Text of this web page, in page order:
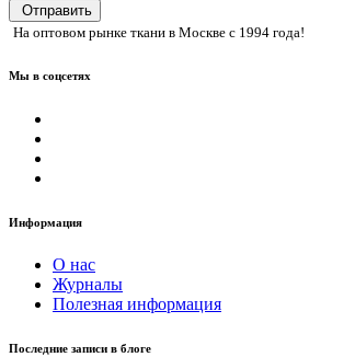
Отправить
На оптовом рынке ткани в Москве с 1994 года!
Мы в соцсетях
Информация
О нас
Журналы
Полезная информация
Последние записи в блоге